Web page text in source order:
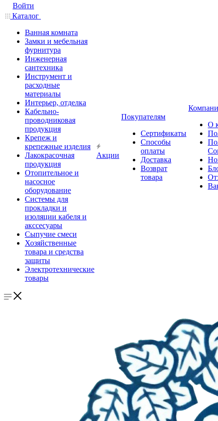
Войти
Каталог
Ванная комната
Замки и мебельная
фурнитура
Инженерная
сантехника
Инструмент и
расходные
материалы
Интерьер, отделка
Кабельно-
проводниковая
продукция
Крепеж и
крепежные изделия
Лакокрасочная
продукция
Отопительное и
насосное
оборудование
Системы для
прокладки и
изоляции кабеля и
акссесуары
Сыпучие смеси
Хозяйственные
товара и средства
защиты
Электротехнические
товары
Акции
Покупателям
Сертификаты
Способы
оплаты
Доставка
Возврат
товара
О